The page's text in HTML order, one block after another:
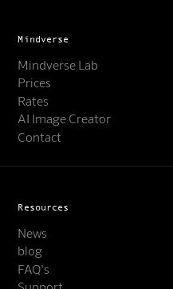
Mindverse
Mindverse Lab
Prices
Rates
AI Image Creator
Contact
Resources
News
blog
FAQ's